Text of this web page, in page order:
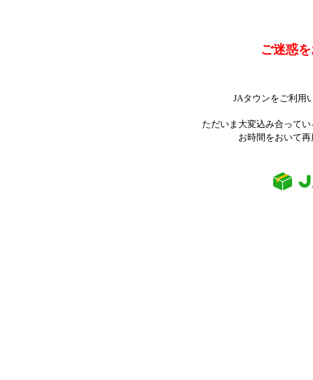
ご迷惑
JAタウンをご利用
ただいま大変込み合って
お時間をおいて